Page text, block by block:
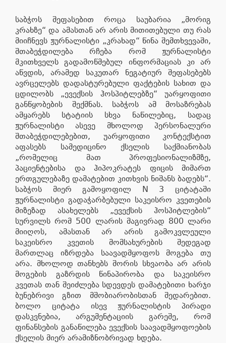
საბჭოს შეფასებით როცა საუბარია „მორიგ
კრახზე“ და ამასთან არ არის მითითებული თუ რას
მიიჩნევს ჟურნალისტი „კრახად“ წინა შემთხვევაში,
შთაბეჭდილება რჩება რომ ჟურნალისტი
მკითხველს გადამოწმებულ ინფორმაციას კი არ
აწვდის, არამედ საკუთარ ნეგატიურ შეფასებებს
ავრცელებს დადასტურებული ფაქტების სახით და
ცდილობს „ევექსის ჰოსპიტლებზე“ უარყოფითი
განწყობების შექმნას. საბჭოს ამ მოსაზრებას
ამყარებს სტატიის სხვა ნაწილებიც, სადაც
ჟურნალისტი ასევე მხოლოდ პერსონალური
შთაბეჭდილებებით, უარყოფითი კონტექსტით
აფასებს სამედიცინო ქსელის საქმიანობას
„რომელიც მათ პროფესიონალიზმზე,
პაციენტებისა და ჰიპოკრატეს ფიცის მიმართ
ერთგულებაზე დამატებით კითხვის ნიშანს ბადებს“.
საბჭოს მიერ გამოყოფილ N 3 ციტატაში
ჟურნალისტი გადაჭარბებული საკეისრო კვეთების
მიზეზად ასახელებს „ევექსის ჰოსპიტლების“
სურვილს რომ 500 ლარის მაგივრად 800 ლარი
მიიღოს, ამასთან არ არის გამოკვლეული
საკეისრო კვეთის მომსახურების შედეგად
მართლაც იზრდება საავადმყოფოს მოგება თუ
არა. მხოლოდ თანხებს შორის სხვაობა არ არის
მოგების გაზრდის წინაპირობა და საკეისრო
კვეთას თან შეიძლება სდევდეს დამატებითი ხარჯი
ბუნებრივი გზით მშობიარობისთან შედარებით.
ბოლო ციტატა ისევ ჟურნალისტის პირადი
დასკვნებია, არგუმენტაციის გარეშე, რომ
ფინანსების განაწილება ევექსის საავადმყოფოების
ქსელის მიერ არამიზნობრივად ხდება.